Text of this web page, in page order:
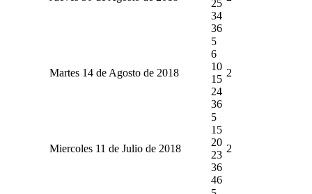
25
34
36
Martes 14 de Agosto de 2018
5
6
10
15
24
36
2
Miercoles 11 de Julio de 2018
5
15
20
23
36
46
2